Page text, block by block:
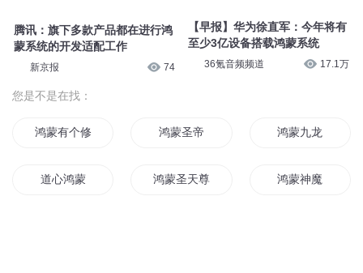
腾讯：旗下多款产品都在进行鸿
蒙系统的开发适配工作
新京报 74
【早报】华为徐直军：今年将有
至少3亿设备搭载鸿蒙系统
36氪音频频道 17.1万
您是不是在找：
鸿蒙有个修真者 鸿蒙圣帝 鸿蒙九龙
道心鸿蒙 鸿蒙圣天尊 鸿蒙神魔